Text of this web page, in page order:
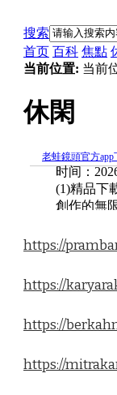
https://
https://
https://
https://